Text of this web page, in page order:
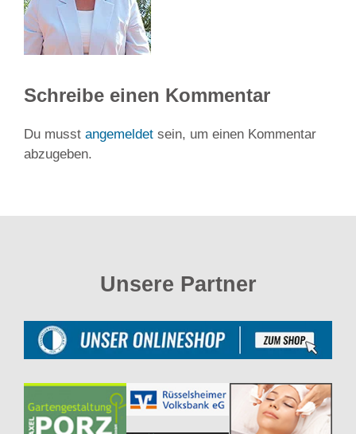
Schreibe einen Kommentar
Du musst angemeldet sein, um einen Kommentar
abzugeben.
Unsere Partner